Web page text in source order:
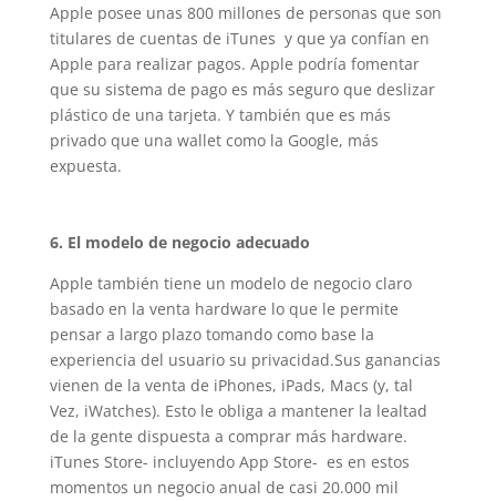
Apple posee unas 800 millones de personas que son
titulares de cuentas de iTunes y que ya confían en
Apple para realizar pagos. Apple podría fomentar
que su sistema de pago es más seguro que deslizar
plástico de una tarjeta. Y también que es más
privado que una wallet como la Google, más
expuesta.
6. El modelo de negocio adecuado
Apple también tiene un modelo de negocio claro
basado en la venta hardware lo que le permite
pensar a largo plazo tomando como base la
experiencia del usuario su privacidad.Sus ganancias
vienen de la venta de iPhones, iPads, Macs (y, tal
Vez, iWatches). Esto le obliga a mantener la lealtad
de la gente dispuesta a comprar más hardware.
iTunes Store- incluyendo App Store- es en estos
momentos un negocio anual de casi 20.000 mil